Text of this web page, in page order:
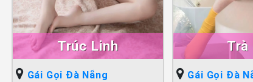
Trúc Linh
Gái Gọi Đà Nẵng
Trà
Gái Gọi Đà